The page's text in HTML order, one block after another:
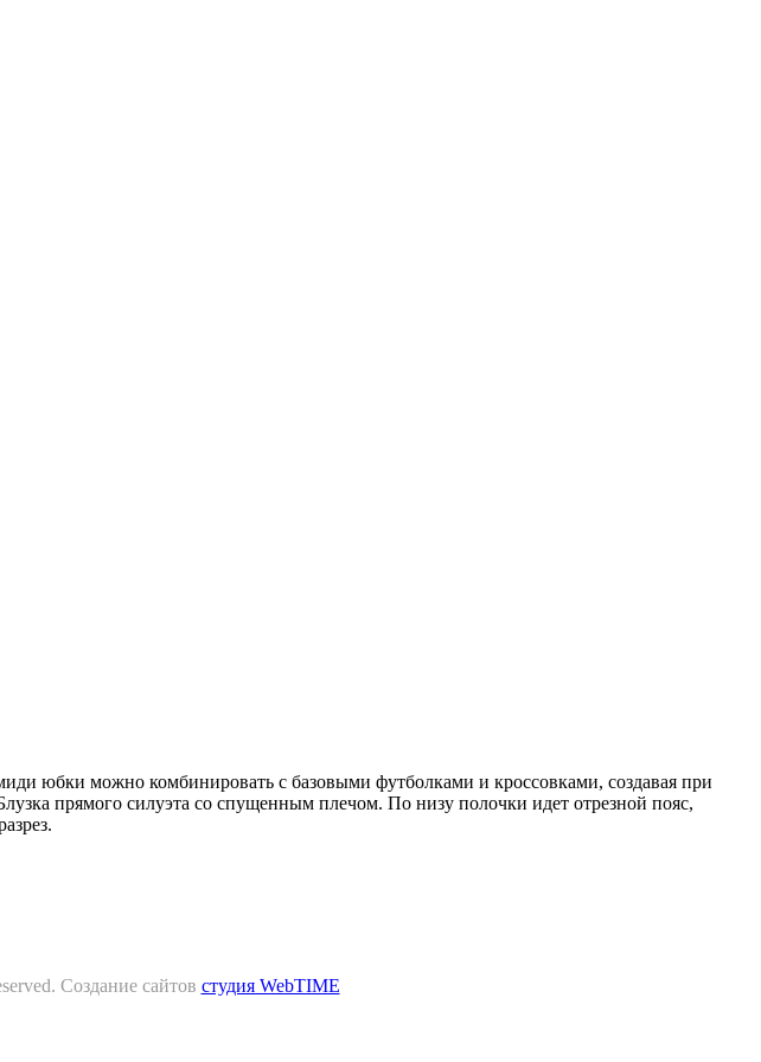
юбки можно комбинировать с базовыми футболками и кроссовками, создавая при
прямого силуэта со спущенным плечом. По низу полочки идет отрезной пояс,
Создание сайтов студия WebTIME